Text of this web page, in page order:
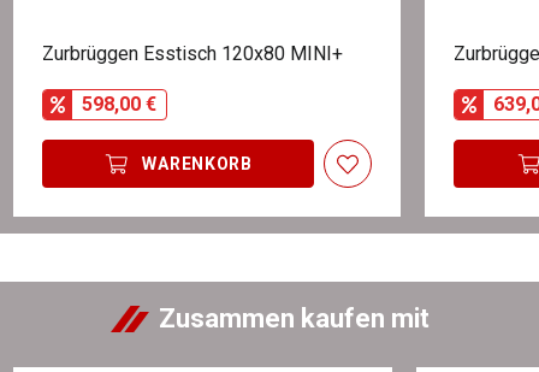
Zurbrüggen Esstisch 120x80 MINI+
598,00 €
WARENKORB
Zusammen kaufen mit